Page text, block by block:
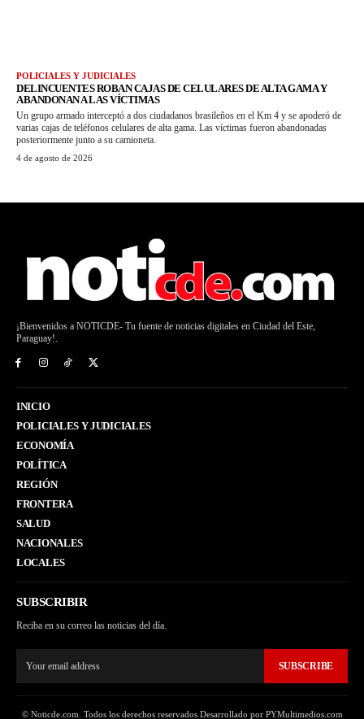
POLICIALES Y JUDICIALES
DELINCUENTES ROBAN CAJAS DE CELULARES DE ALTA GAMA Y
ABANDONAN A LAS VÍCTIMAS
Un grupo armado interceptó a dos ciudadanos brasileños en el Km 4 y se apoderó de
varias cajas de teléfonos celulares de alta gama. Las víctimas fueron abandonadas
posteriormente junto a su camioneta.
4 de agosto de 2026
¡Bienvenidos a NOTICDE- Tu fuente de noticias digitales en Ciudad del Este,
Paraguay!.
INICIO
POLICIALES Y JUDICIALES
ECONOMÍA
POLÍTICA
REGIÓN
FRONTERA
SALUD
NACIONALES
LOCALES
SUBSCRIBIR
Reciba en su correo las noticias del día.
SUBSCRIBE
© Noticde.com. Todos los derechos reservados Desarrollado por PYMultimedios.com